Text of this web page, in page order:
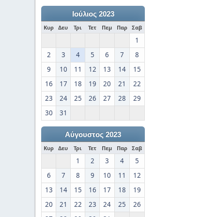
Ιούλιος 2023
Κυρ Δευ Τρι Τετ Πεμ Παρ Σαβ
1
2
3 4 5 6 7
8
9
10 11 12 13 14
15
16
17 18 19 20 21
22
23
24 25 26 27 28
29
30
31
Αύγουστος 2023
Κυρ Δευ Τρι Τετ Πεμ Παρ Σαβ
1 2 3 4
5
6
7 8 9 10 11
12
13
14 15 16 17 18
19
20
21 22 23 24 25
26